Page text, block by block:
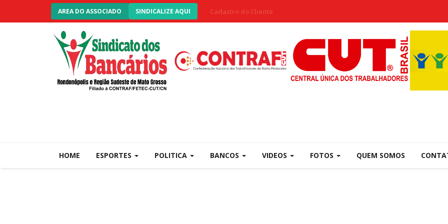
AREA DO ASSOCIADO SINDICALIZE AQUI Cadastro do Cliente
HOME ESPORTES POLITICA BANCOS VIDEOS FOTOS QUEM SOMOS